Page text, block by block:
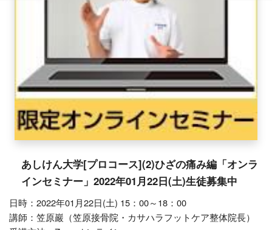
あしけん大学[プロコース](2)ひざの痛み編「オンラ
インセミナー」2022年01月22日(土)生徒募集中
日時：2022年01月22日(土) 15：00～18：00
講師：笠原巖（笠原接骨院・カサハラフットケア整体院長）